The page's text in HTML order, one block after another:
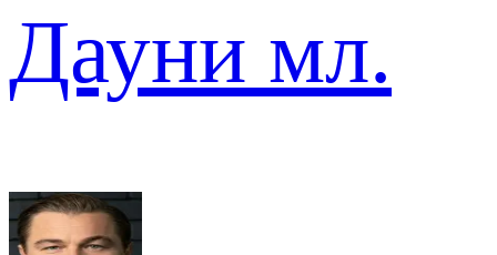
Дауни мл.